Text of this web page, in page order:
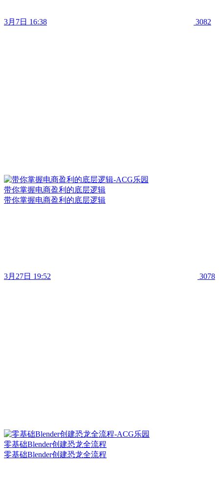
3月7日 16:38 3082
带你掌握电商盈利的底层逻辑
带你掌握电商盈利的底层逻辑
3月27日 19:52 3078
零基础Blender创建恐龙全流程
零基础Blender创建恐龙全流程